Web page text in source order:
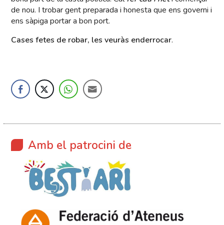
de nou. I trobar gent preparada i honesta que ens governi i
ens sàpiga portar a bon port.
Cases fetes de robar, les veuràs enderrocar.
Amb el patrocini de